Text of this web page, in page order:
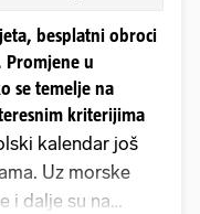
besplatni obroci
Promjene u
se temelje na
kriterijima
kalendar još
Uz morske
i dalje su na